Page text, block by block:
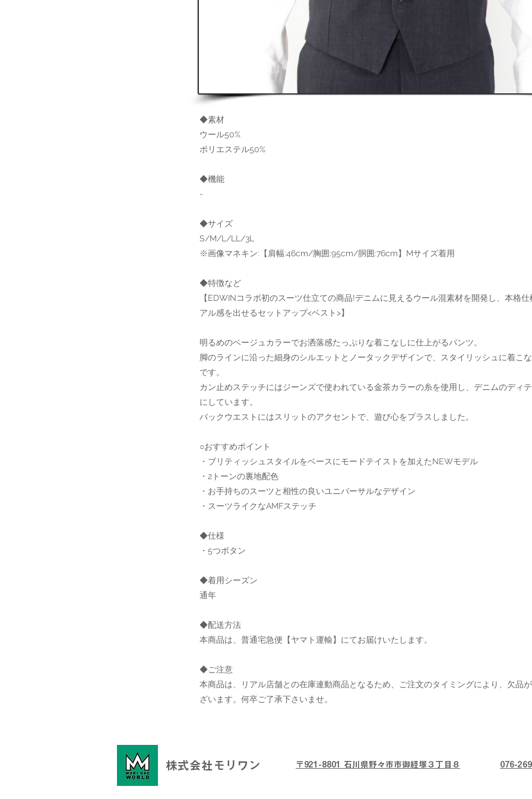
◆素材
ウール50%
ポリエステル50%
◆機能
-
◆サイズ
S/M/L/LL/3L
※画像マネキン:【肩幅:46cm/胸囲:95cm/胴囲:76cm】Mサイズ着用
◆特徴など
【EDWINコラボ初のスーツ仕立ての商品!デニムに見えるウール混素材を開発し、本格
アル感を出せるセットアップ<ベスト>】
明るめのベージュカラーでお洒落感たっぷりな着こなしに仕上がるパンツ。
脚のラインに沿った細身のシルエットとノータックデザインで、スタイリッシュに着こ
です。
カン止めステッチにはジーンズで使われている金茶カラーの糸を使用し、デニムのディ
にしています。
バックウエストにはスリットのアクセントで、遊び心をプラスしました。
○おすすめポイント
・ブリティッシュスタイルをベースにモードテイストを加えたNEWモデル
・2トーンの裏地配色
・お手持ちのスーツと相性の良いユニバーサルなデザイン
・スーツライクなAMFステッチ
◆仕様
・5つボタン
◆着用シーズン
通年
◆配送方法
本商品は、普通宅急便【ヤマト運輸】にてお届けいたします。
◆ご注意
本商品は、リアル店舗との在庫連動商品となるため、ご注文のタイミングにより、欠品
ざいます。何卒ご了承下さいませ。
株式会社モリワン 〒921-8801 石川県野々市市御経塚３丁目８ 076-